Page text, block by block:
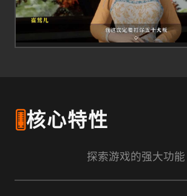
🎚️核心特性
探索游戏的强大功能